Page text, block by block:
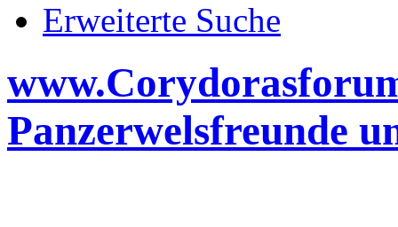
Erweiterte Suche
Panzerwelsfreunde